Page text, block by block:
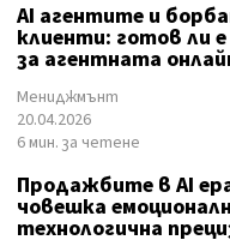
AI агентите и
клиенти: готов ли
за агентната
Мениджмънт
20.04.2026
6 мин. за четене
Продажбите в AI
човешка
технологична